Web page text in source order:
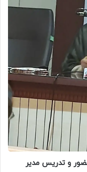
و تدریس مدیر